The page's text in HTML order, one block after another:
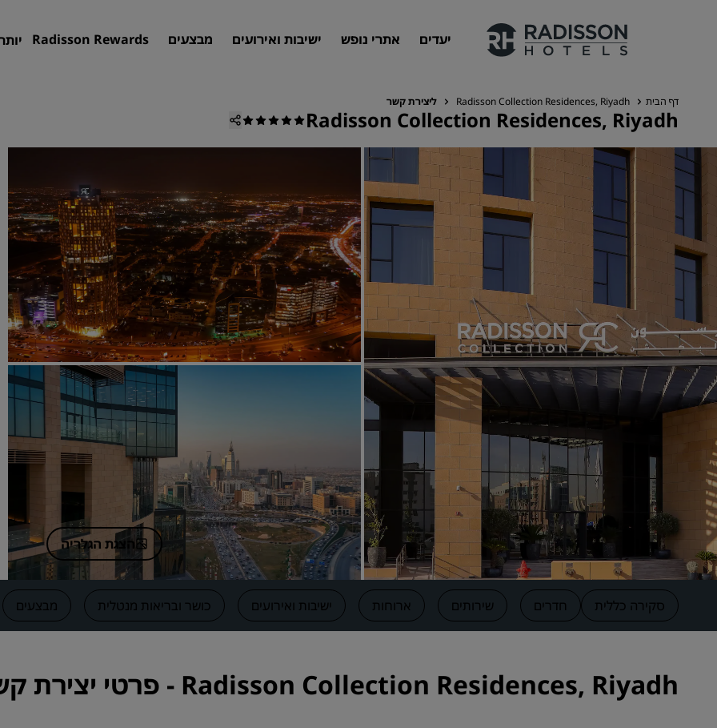
יעדים אתרי נופש ישיבות ואירועים מבצעים Radisson Rewards
המותגים שלנו
מותגים של Radisson Hotels
מותגים קשורים בסין
דירות שירות
מלונות בשדה תעופה
מלונות חדשים ושיתווספו בקרוב
פגישות ואירועים
גלו את Radisson Meetings
הזמינו מקום לפגישה
בקשת הצעת מחיר
יעדים לאירועים
פתרונות לתעשייה
חיפוש טיסות
חיפוש טיסות
אוכל
חיפוש מסעדה
שירותים דיגיטליים
דף הבית Radisson Collection Residences, Riyadh ליצירת קשר
Radisson Collection Residences, Riyadh
הצגת הגלריה
סקירה כללית חדרים שירותים ארוחות ישיבות ואירועים כושר ובריאות מנטלית מבצעים
Radisson Collection Residences, Riyadh - פרטי יצירת קשר